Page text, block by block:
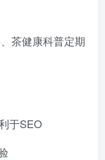
茶健康科普定期
于SEO